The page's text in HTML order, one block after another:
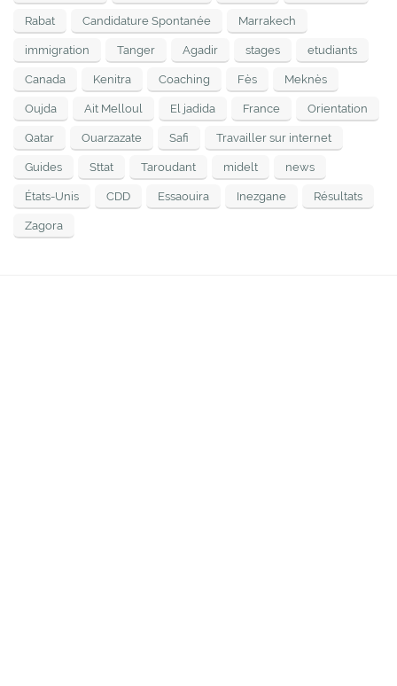
Rabat Candidature Spontanée Marrakech
immigration Tanger Agadir stages etudiants
Canada Kenitra Coaching Fès Meknès
Oujda Ait Melloul El jadida France Orientation
Qatar Ouarzazate Safi Travailler sur internet
Guides Sttat Taroudant midelt news
États-Unis CDD Essaouira Inezgane Résultats
Zagora